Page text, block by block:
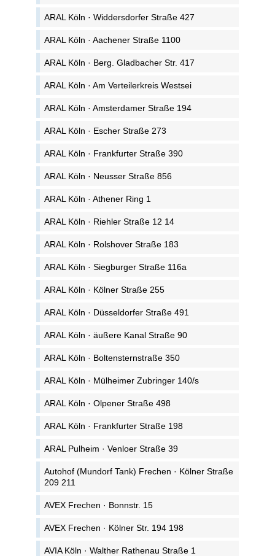
ARAL Köln · Widdersdorfer Straße 427
ARAL Köln · Aachener Straße 1100
ARAL Köln · Berg. Gladbacher Str. 417
ARAL Köln · Am Verteilerkreis Westsei
ARAL Köln · Amsterdamer Straße 194
ARAL Köln · Escher Straße 273
ARAL Köln · Frankfurter Straße 390
ARAL Köln · Neusser Straße 856
ARAL Köln · Athener Ring 1
ARAL Köln · Riehler Straße 12 14
ARAL Köln · Rolshover Straße 183
ARAL Köln · Siegburger Straße 116a
ARAL Köln · Kölner Straße 255
ARAL Köln · Düsseldorfer Straße 491
ARAL Köln · äußere Kanal Straße 90
ARAL Köln · Boltensternstraße 350
ARAL Köln · Mülheimer Zubringer 140/s
ARAL Köln · Olpener Straße 498
ARAL Köln · Frankfurter Straße 198
ARAL Pulheim · Venloer Straße 39
Autohof (Mundorf Tank) Frechen · Kölner Straße
209 211
AVEX Frechen · Bonnstr. 15
AVEX Frechen · Kölner Str. 194 198
AVIA Köln · Walther Rathenau Straße 1